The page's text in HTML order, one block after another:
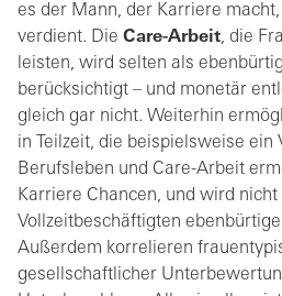
es der Mann, der Karriere macht,
verdient. Die Care-Arbeit, die
leisten, wird selten als
berücksichtigt – und monetär
gleich gar nicht. Weiterhin
in Teilzeit, die beispielsweise ein
Berufsleben und Care-Arbeit
Karriere Chancen, und wird
Vollzeitbeschäftigten
Außerdem korrelieren
gesellschaftlicher